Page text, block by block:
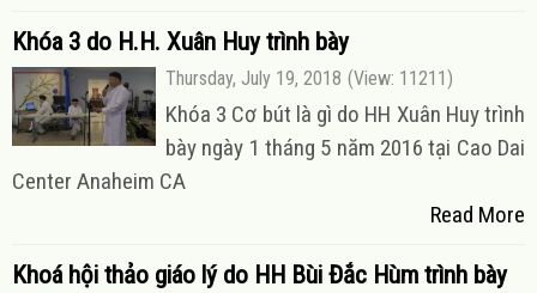
Khóa 3 do H.H. Xuân Huy trình bày
Thursday, July 19, 2018 (View: 11211)
Khóa 3 Cơ bút là gì do HH Xuân Huy trình
bày ngày 1 tháng 5 năm 2016 tại Cao Dai
Center Anaheim CA
Read More
Khoá hội thảo giáo lý do HH Bùi Đắc Hùm trình bày